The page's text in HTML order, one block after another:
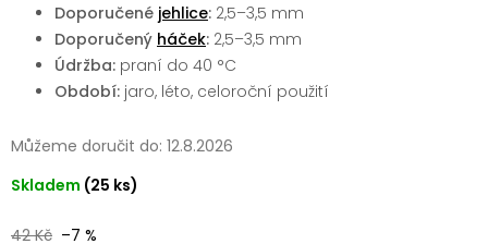
42 Kč –7 %
Skladem (25 ks)
Můžeme doručit do: 12.8.2026
Doporučené jehlice: 2,5–3,5 mm
Doporučený háček: 2,5–3,5 mm
Údržba: praní do 40 °C
Období: jaro, léto, celoroční použití